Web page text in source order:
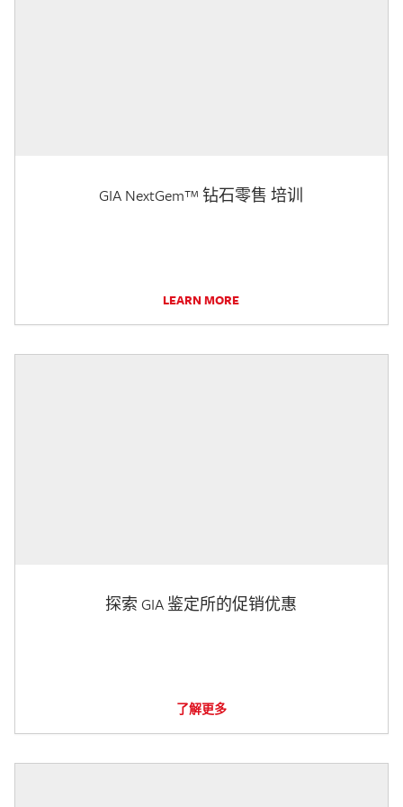
GIA NextGem™ 钻石零售 培训
LEARN MORE
探索 GIA 鉴定所的促销优惠
了解更多